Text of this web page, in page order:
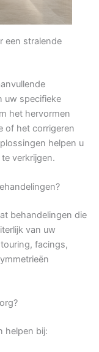
een stralende
uw specifieke
het hervormen
of het corrigeren
helpen u
verkrijgen.
behandelingen die
van uw
facings,
helpen bij: